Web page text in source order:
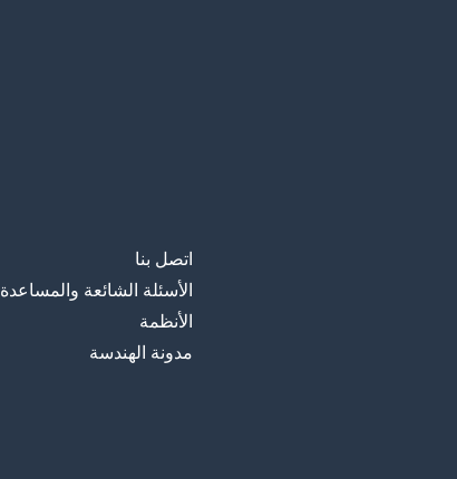
اتصل بنا
الأسئلة الشائعة والمساعدة
الأنظمة
مدونة الهندسة